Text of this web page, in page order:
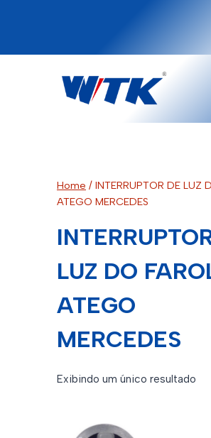
Home / INTERRUPTOR DE LUZ
ATEGO MERCEDES
LUZ DO
ATEGO
MERCEDES
Exibindo um único resultado